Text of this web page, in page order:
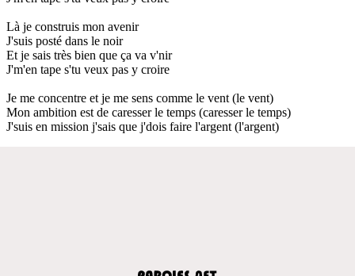
Là je construis mon avenir
J'suis posté dans le noir
Et je sais très bien que ça va v'nir
J'm'en tape s'tu veux pas y croire
Je me concentre et je me sens comme le vent (le vent)
Mon ambition est de caresser le temps (caresser le temps)
J'suis en mission j'sais que j'dois faire l'argent (l'argent)